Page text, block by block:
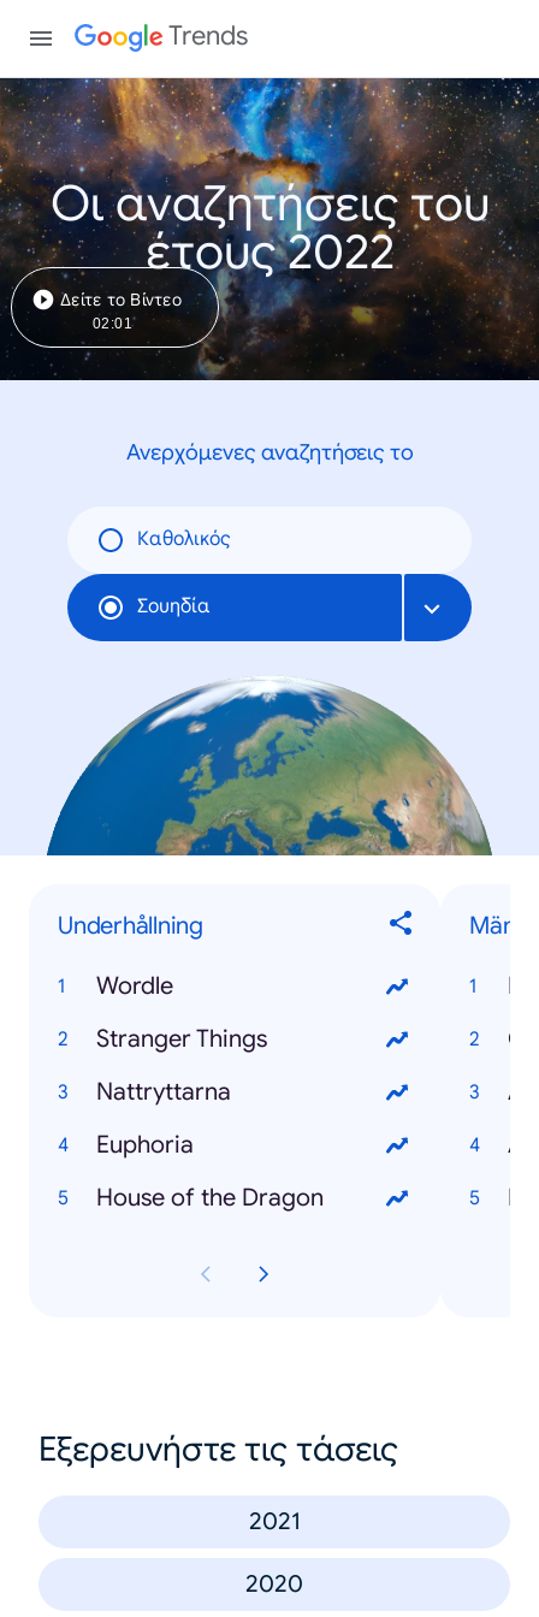
Trends
Οι αναζητήσεις του
έτους 2022
Δείτε το Βίντεο
02:01
Ανερχόμενες αναζητήσεις το
Καθολικός
Σουηδία
Underhållning
Wordle
Stranger Things
Nattryttarna
Euphoria
House of the Dragon
Εξερευνήστε τις τάσεις
2021
2020